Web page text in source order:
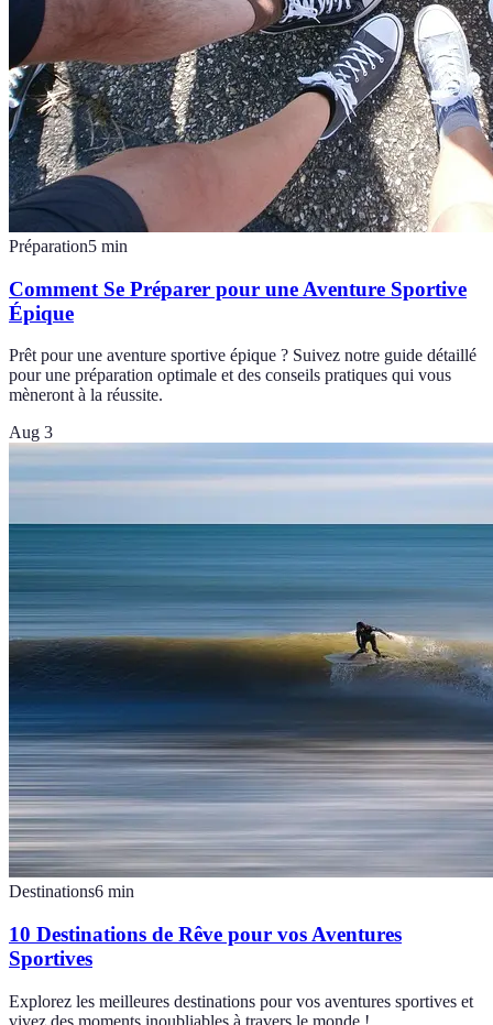
Préparation5 min
Comment Se Préparer pour une Aventure Sportive
Épique
Prêt pour une aventure sportive épique ? Suivez notre guide détaillé
pour une préparation optimale et des conseils pratiques qui vous
mèneront à la réussite.
Aug 3
Destinations6 min
10 Destinations de Rêve pour vos Aventures
Sportives
Explorez les meilleures destinations pour vos aventures sportives et
vivez des moments inoubliables à travers le monde !